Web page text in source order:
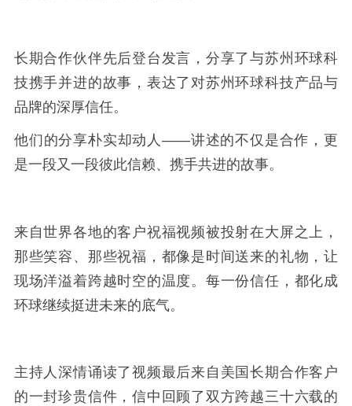
长期合作伙伴先后登台发言，分享了与苏州环球科
技携手并进的故事，表达了对苏州环球科技产品与
品牌的深厚信任。
他们的分享朴实却动人——讲述的不仅是合作，更
是一段又一段彼此信赖、携手共进的故事。
来自世界各地的客户祝福视频被投射在大屏之上，
那些笑容、那些祝福，都像是时间送来的礼物，让
现场洋溢着跨越时空的温度。每一份信任，都化成
环球继续挺进未来的底气。
主持人深情诵读了视频最后来自美国长期合作客户
的一封珍贵信件，信中回顾了双方跨越三十六载的